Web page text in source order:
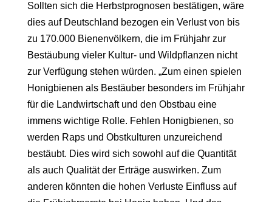
Sollten sich die Herbstprognosen bestätigen, wäre
dies auf Deutschland bezogen ein Verlust von bis
zu 170.000 Bienenvölkern, die im Frühjahr zur
Bestäubung vieler Kultur- und Wildpflanzen nicht
zur Verfügung stehen würden. „Zum einen spielen
Honigbienen als Bestäuber besonders im Frühjahr
für die Landwirtschaft und den Obstbau eine
immens wichtige Rolle. Fehlen Honigbienen, so
werden Raps und Obstkulturen unzureichend
bestäubt. Dies wird sich sowohl auf die Quantität
als auch Qualität der Erträge auswirken. Zum
anderen könnten die hohen Verluste Einfluss auf